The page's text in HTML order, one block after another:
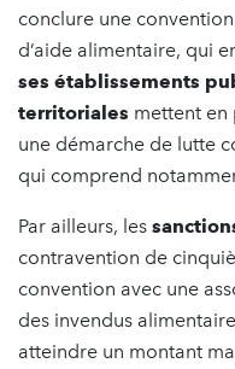
conclure une
d’aide alimentaire, qui
ses établissements
territoriales mettent en
une démarche de lutte
qui comprend
Par ailleurs, les
contravention de
convention avec une
des invendus
atteindre un montant